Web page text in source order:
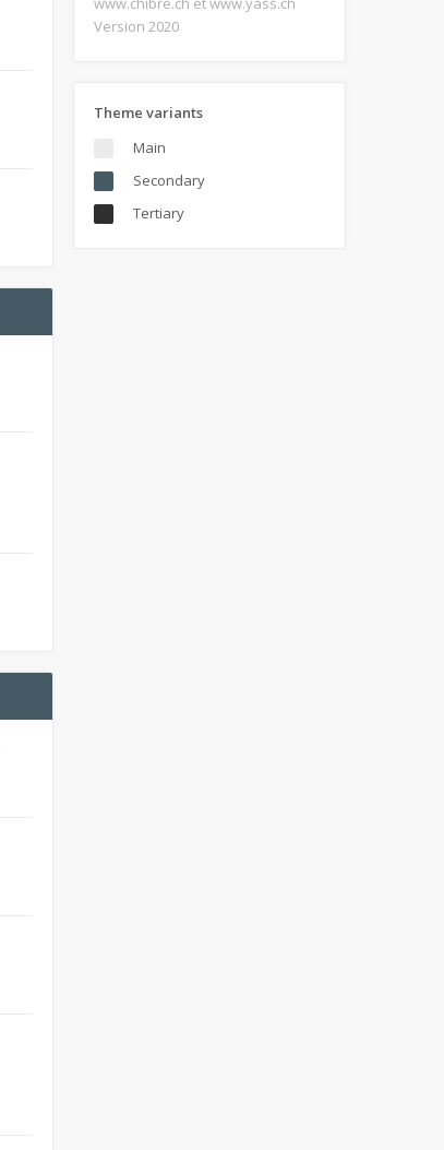
Version 2020
Theme variants
Main
Secondary
Tertiary